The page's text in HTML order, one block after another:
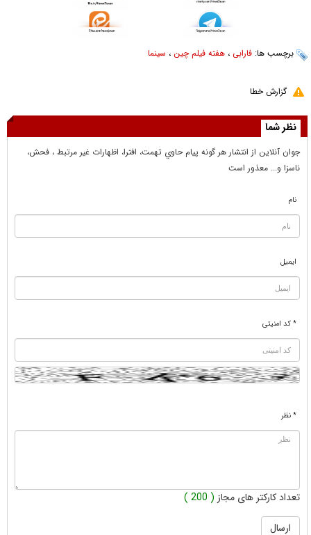
برچسب ها: فارابی ، هفته فیلم چین ، سینما
گزارش خطا
نظر شما
جوان آنلاين از انتشار هر گونه پيام حاوي تهمت، افترا، اظهارات غير مرتبط ، فحش،
ناسزا و... معذور است
نام
ایمیل
* کد امنیتی
* نظر
تعداد کارکتر های مجاز ( 200 )